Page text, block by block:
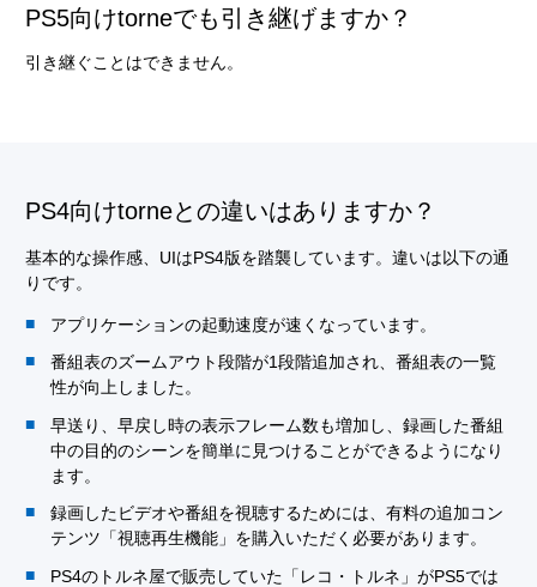
PS5向けtorneでも引き継げますか？
引き継ぐことはできません。
PS4向けtorneとの違いはありますか？
基本的な操作感、UIはPS4版を踏襲しています。違いは以下の通
りです。
アプリケーションの起動速度が速くなっています。
番組表のズームアウト段階が1段階追加され、番組表の一覧
性が向上しました。
早送り、早戻し時の表示フレーム数も増加し、録画した番組
中の目的のシーンを簡単に見つけることができるようになり
ます。
録画したビデオや番組を視聴するためには、有料の追加コン
テンツ「視聴再生機能」を購入いただく必要があります。
PS4のトルネ屋で販売していた「レコ・トルネ」がPS5では